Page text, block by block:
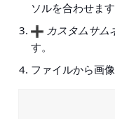
ソルを合わせます
カスタムサム
す。
ファイルから画